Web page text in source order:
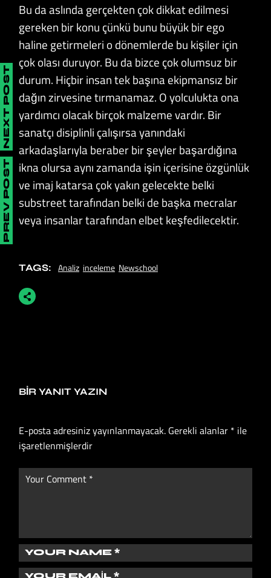
Bu da aslında gerçekten çok dikkat edilmesi
gereken bir konu çünkü bunu büyük bir ego
haline getirmeleri o dönemlerde bu kişiler için
çok olası duruyor. Bu da bizce çok olumsuz bir
durum. Hiçbir insan tek başına ekipmansız bir
dağın zirvesine tırmanamaz. O yolculukta ona
yardımcı olacak birçok malzeme vardır. Bir
sanatçı disiplinli çalışırsa yanındaki
arkadaşlarıyla beraber bir şeyler başardığına
ikna olursa aynı zamanda işin içerisine özgünlük
ve imaj katarsa çok yakın gelecekte belki
substreet tarafından belki de başka mecralar
veya insanlar tarafından elbet keşfedilecektir.
TAGS: Analiz inceleme Newschool
PREV POST
NEXT POST
BIR YANIT YAZIN
E-posta adresiniz yayınlanmayacak. Gerekli alanlar * ile
işaretlenmişlerdir